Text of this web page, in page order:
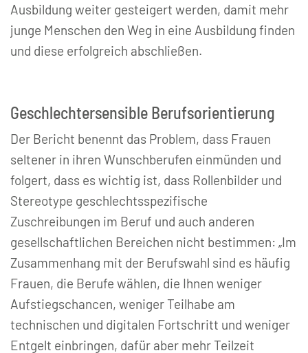
Ausbildung weiter gesteigert werden, damit mehr
junge Menschen den Weg in eine Ausbildung finden
und diese erfolgreich abschließen.
Geschlechtersensible Berufsorientierung
Der Bericht benennt das Problem, dass Frauen
seltener in ihren Wunschberufen einmünden und
folgert, dass es wichtig ist, dass Rollenbilder und
Stereotype geschlechtsspezifische
Zuschreibungen im Beruf und auch anderen
gesellschaftlichen Bereichen nicht bestimmen: „Im
Zusammenhang mit der Berufswahl sind es häufig
Frauen, die Berufe wählen, die Ihnen weniger
Aufstiegschancen, weniger Teilhabe am
technischen und digitalen Fortschritt und weniger
Entgelt einbringen, dafür aber mehr Teilzeit